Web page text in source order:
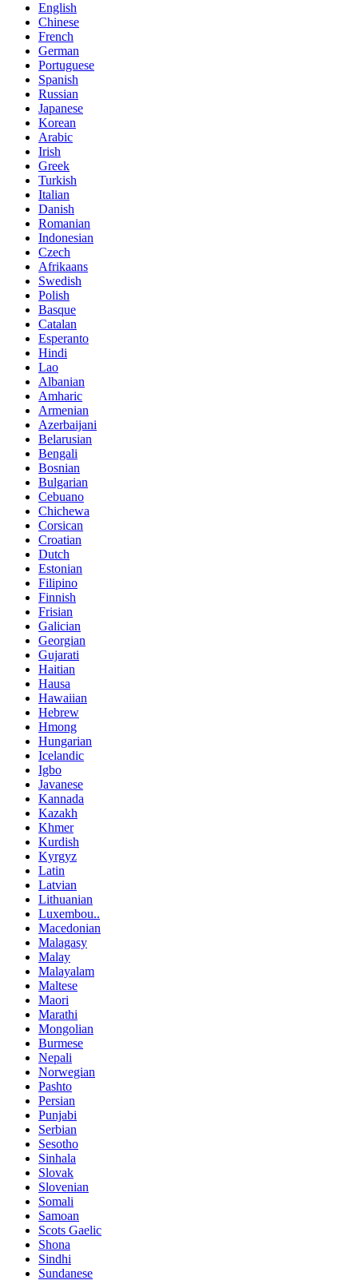
English
Chinese
French
German
Portuguese
Spanish
Russian
Japanese
Korean
Arabic
Irish
Greek
Turkish
Italian
Danish
Romanian
Indonesian
Czech
Afrikaans
Swedish
Polish
Basque
Catalan
Esperanto
Hindi
Lao
Albanian
Amharic
Armenian
Azerbaijani
Belarusian
Bengali
Bosnian
Bulgarian
Cebuano
Chichewa
Corsican
Croatian
Dutch
Estonian
Filipino
Finnish
Frisian
Galician
Georgian
Gujarati
Haitian
Hausa
Hawaiian
Hebrew
Hmong
Hungarian
Icelandic
Igbo
Javanese
Kannada
Kazakh
Khmer
Kurdish
Kyrgyz
Latin
Latvian
Lithuanian
Luxembou..
Macedonian
Malagasy
Malay
Malayalam
Maltese
Maori
Marathi
Mongolian
Burmese
Nepali
Norwegian
Pashto
Persian
Punjabi
Serbian
Sesotho
Sinhala
Slovak
Slovenian
Somali
Samoan
Scots Gaelic
Shona
Sindhi
Sundanese